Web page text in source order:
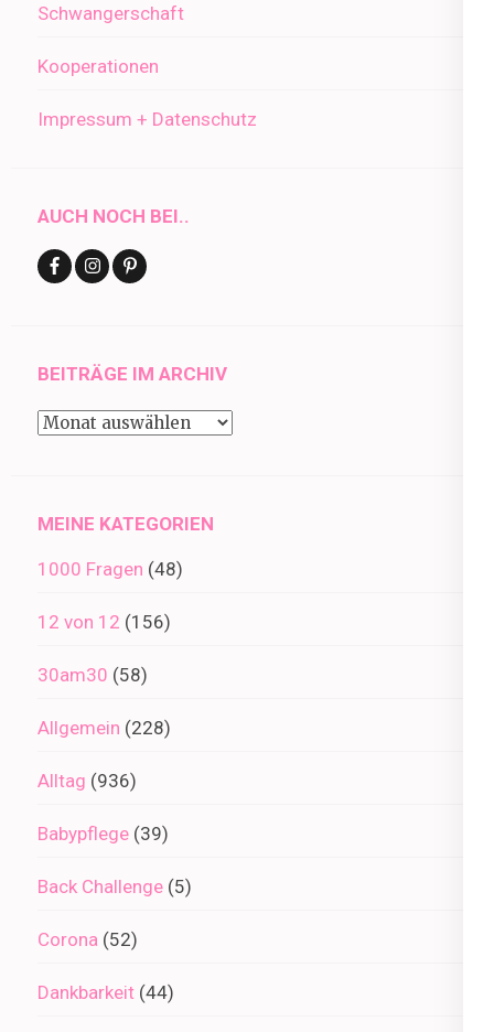
Schwangerschaft
Kooperationen
Impressum + Datenschutz
AUCH NOCH BEI..
BEITRÄGE IM ARCHIV
Beiträge
MEINE KATEGORIEN
1000 Fragen (48)
12 von 12 (156)
30am30 (58)
Allgemein (228)
Alltag (936)
Babypflege (39)
Back Challenge (5)
Corona (52)
Dankbarkeit (44)